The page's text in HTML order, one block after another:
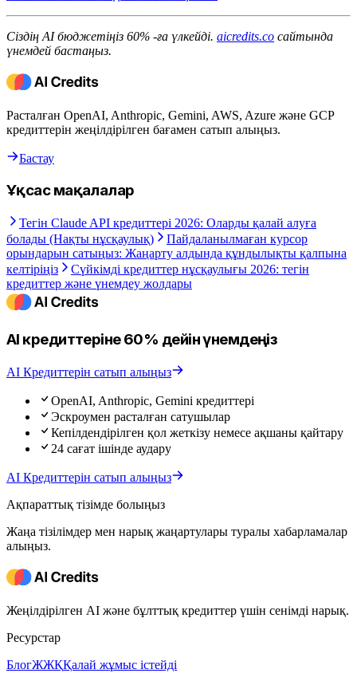
Сіздің AI бюджетіңіз 60% -ға үлкейді. aicredits.co сайтында
үнемдей бастаңыз.
Расталған OpenAI, Anthropic, Gemini, AWS, Azure және GCP
кредиттерін жеңілдірілген бағамен сатып алыңыз.
Бастау
Ұқсас мақалалар
Тегін Claude API кредиттері 2026: Оларды қалай алуға
болады (Нақты нұсқаулық)
Пайдаланылмаған курсор
орындарын сатыңыз: Жаңарту алдында құндылықты қалпына
келтіріңіз
Сүйкімді кредиттер нұсқаулығы 2026: тегін
кредиттер және үнемдеу жолдары
AI кредиттеріне 60% дейін үнемдеңіз
AI Кредиттерін сатып алыңыз
OpenAI, Anthropic, Gemini кредиттері
Эскроумен расталған сатушылар
Кепілдендірілген қол жеткізу немесе ақшаны қайтару
24 сағат ішінде аудару
AI Кредиттерін сатып алыңыз
Ақпараттық тізімде болыңыз
Жаңа тізілімдер мен нарық жаңартулары туралы хабарламалар
алыңыз.
Жеңілдірілген AI және бұлттық кредиттер үшін сенімді нарық.
Ресурстар
БлогЖЖҚҚалай жұмыс істейді